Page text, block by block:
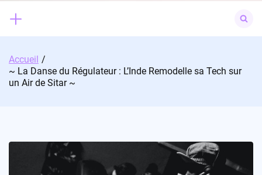
for:
Accueil
~ La Danse du Régulateur : L’Inde Remodelle sa Tech sur
un Air de Sitar ~